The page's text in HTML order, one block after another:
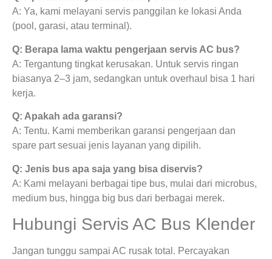
A: Ya, kami melayani servis panggilan ke lokasi Anda
(pool, garasi, atau terminal).
Q: Berapa lama waktu pengerjaan servis AC bus?
A: Tergantung tingkat kerusakan. Untuk servis ringan
biasanya 2–3 jam, sedangkan untuk overhaul bisa 1 hari
kerja.
Q: Apakah ada garansi?
A: Tentu. Kami memberikan garansi pengerjaan dan
spare part sesuai jenis layanan yang dipilih.
Q: Jenis bus apa saja yang bisa diservis?
A: Kami melayani berbagai tipe bus, mulai dari microbus,
medium bus, hingga big bus dari berbagai merek.
Hubungi Servis AC Bus Klender
Jangan tunggu sampai AC rusak total. Percayakan